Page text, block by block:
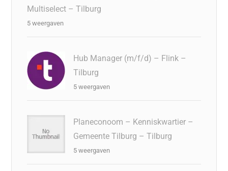
Multiselect – Tilburg
5 weergaven
Hub Manager (m/f/d) – Flink –
Tilburg
5 weergaven
Planeconoom – Kenniskwartier –
Gemeente Tilburg – Tilburg
5 weergaven